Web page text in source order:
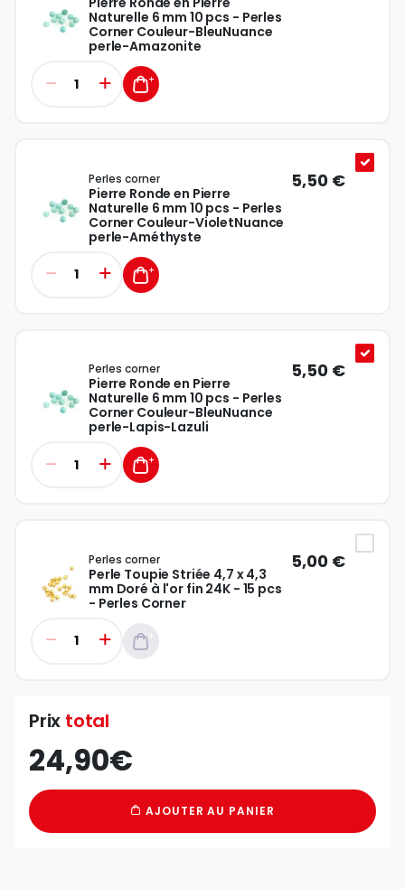
Naturelle 6 mm 10 pcs - Perles
Corner Couleur-BleuNuance
perle-Amazonite
Perles corner
Pierre Ronde en Pierre
Naturelle 6 mm 10 pcs - Perles
Corner Couleur-VioletNuance
perle-Améthyste
5,50 €
Perles corner
Pierre Ronde en Pierre
Naturelle 6 mm 10 pcs - Perles
Corner Couleur-BleuNuance
perle-Lapis-Lazuli
5,50 €
Perles corner
Perle Toupie Striée 4,7 x 4,3
mm Doré à l'or fin 24K - 15 pcs
- Perles Corner
5,00 €
Prix total
24,90€
AJOUTER AU PANIER